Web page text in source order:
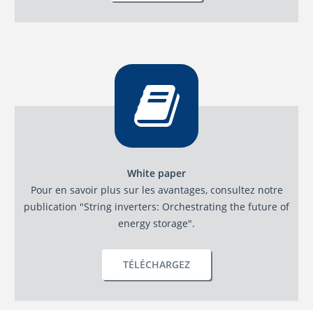
White paper
Pour en savoir plus sur les avantages, consultez notre
publication "String inverters: Orchestrating the future of
energy storage".
TÉLÉCHARGEZ